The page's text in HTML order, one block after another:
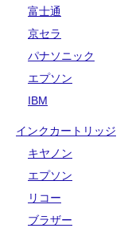
富士通
京セラ
パナソニック
エプソン
IBM
インクカートリッジ
キヤノン
エプソン
リコー
ブラザー